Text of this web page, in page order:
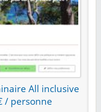
All inclusive
/ personne